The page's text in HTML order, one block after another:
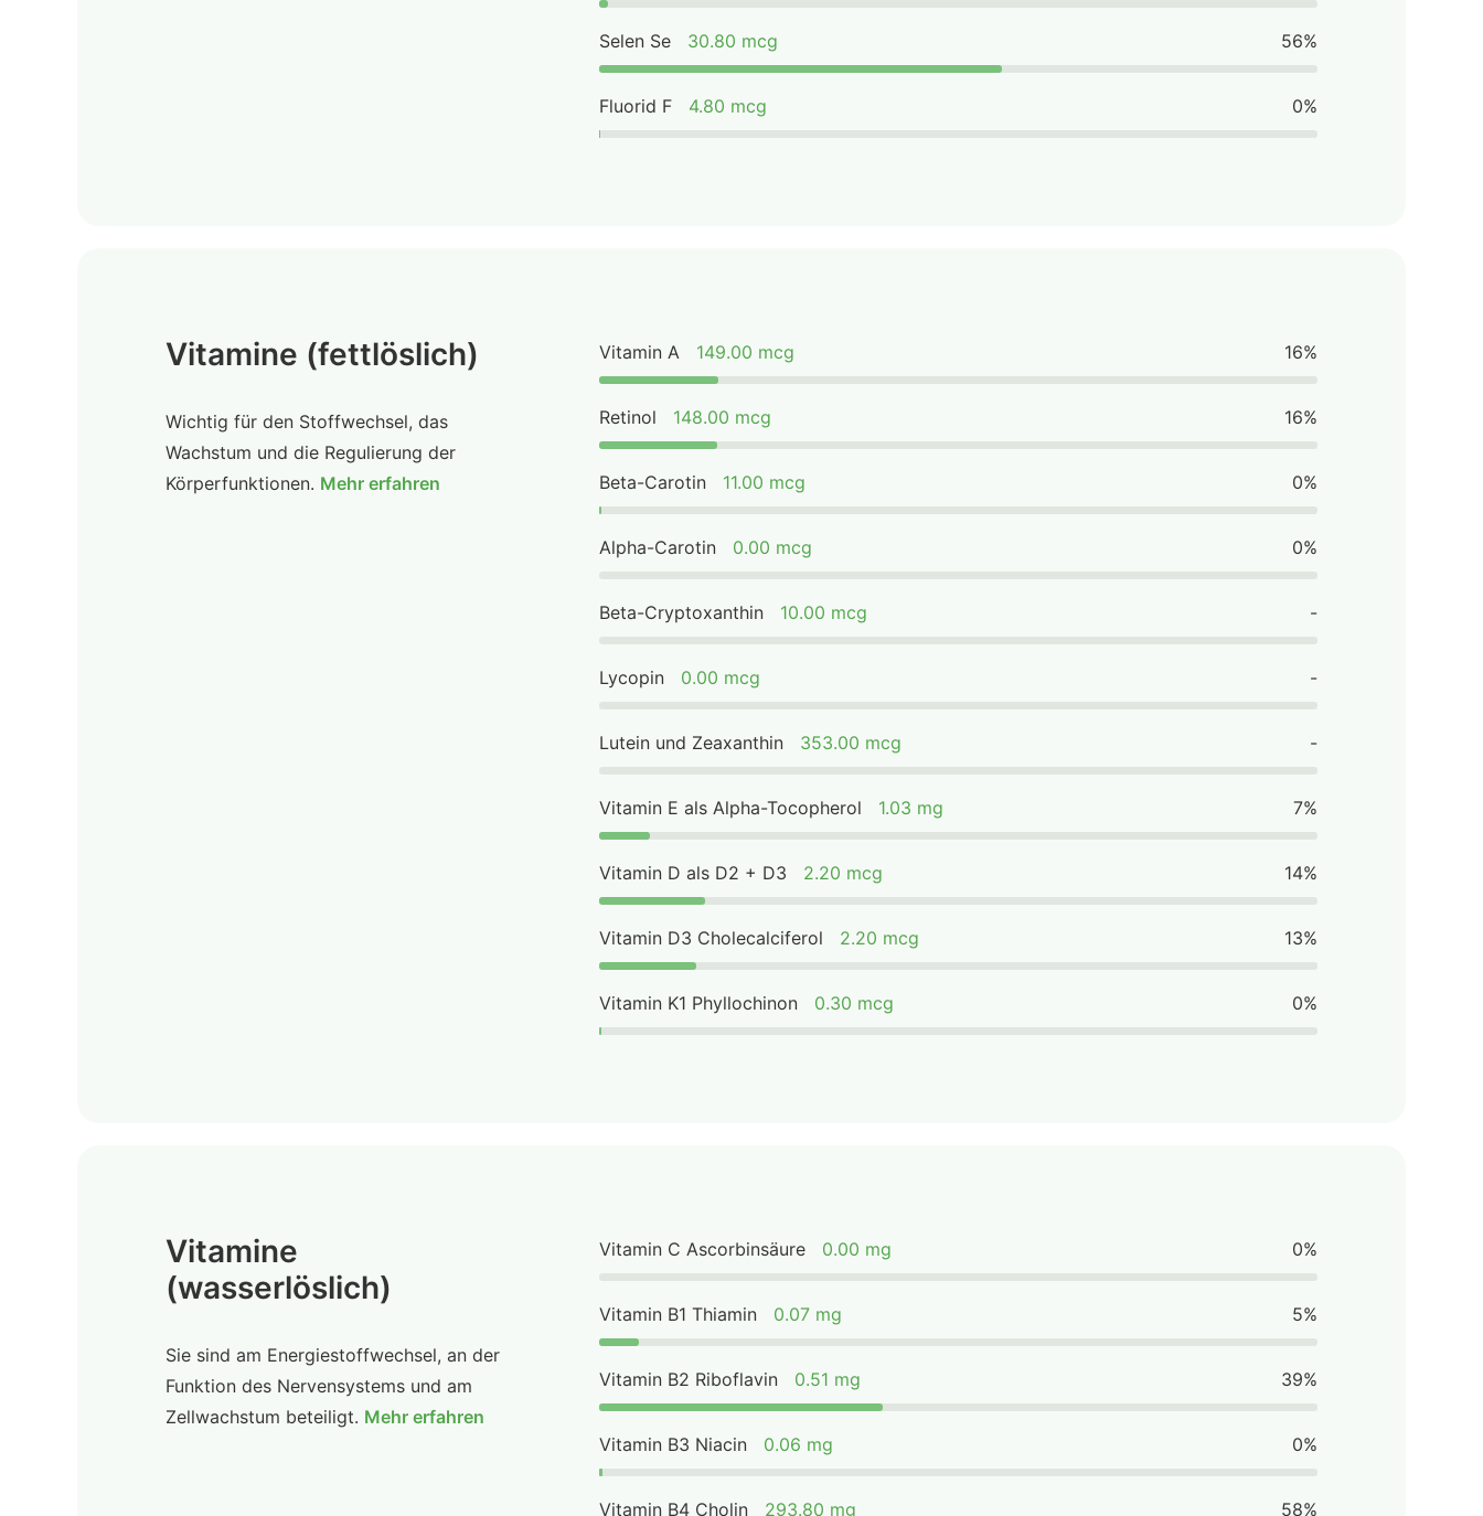
Selen Se 30.80 mcg 56%
Fluorid F 4.80 mcg 0%
Vitamine (fettlöslich)
Wichtig für den Stoffwechsel, das
Wachstum und die Regulierung der
Körperfunktionen. Mehr erfahren
Vitamin A 149.00 mcg 16%
Retinol 148.00 mcg 16%
Beta-Carotin 11.00 mcg 0%
Alpha-Carotin 0.00 mcg 0%
Beta-Cryptoxanthin 10.00 mcg -
Lycopin 0.00 mcg -
Lutein und Zeaxanthin 353.00 mcg -
Vitamin E als Alpha-Tocopherol 1.03 mg 7%
Vitamin D als D2 + D3 2.20 mcg 14%
Vitamin D3 Cholecalciferol 2.20 mcg 13%
Vitamin K1 Phyllochinon 0.30 mcg 0%
Vitamine
(wasserlöslich)
Sie sind am Energiestoffwechsel, an der
Funktion des Nervensystems und am
Zellwachstum beteiligt. Mehr erfahren
Vitamin C Ascorbinsäure 0.00 mg 0%
Vitamin B1 Thiamin 0.07 mg 5%
Vitamin B2 Riboflavin 0.51 mg 39%
Vitamin B3 Niacin 0.06 mg 0%
Vitamin B4 Cholin 293.80 mg 58%